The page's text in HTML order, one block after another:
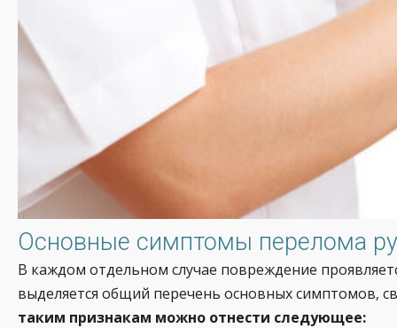
Основные симптомы перелома
В каждом отдельном случае повреждение
выделяется общий перечень основных симптомов,
таким признакам можно отнести следующее: